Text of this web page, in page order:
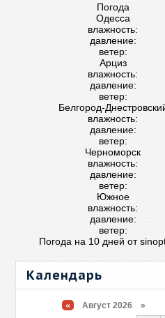
Погода
Одесса
влажность:
давление:
ветер:
Арциз
влажность:
давление:
ветер:
Белгород-
влажность:
давление:
ветер:
Черноморск
влажность:
давление:
ветер:
Южное
влажность:
давление:
ветер:
Погода на 10 дней от
Календарь
« Август 2026 »